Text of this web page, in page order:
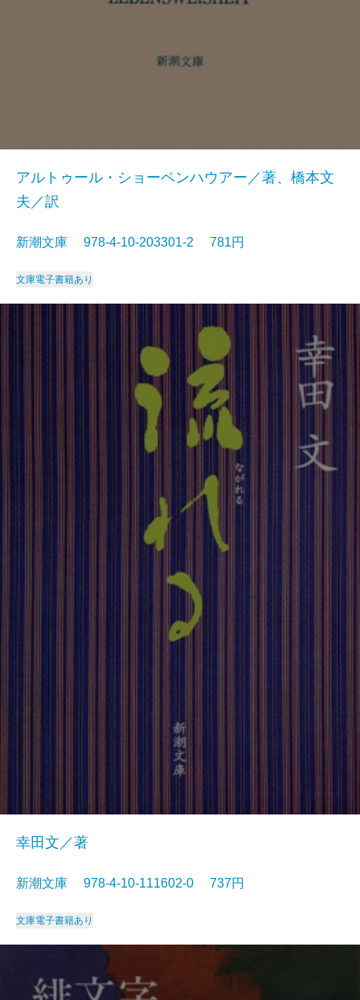
アルトゥール・ショーペンハウアー／著、橋本文
夫／訳
新潮文庫 978-4-10-203301-2 781円
文庫電子書籍あり
幸田文／著
新潮文庫 978-4-10-111602-0 737円
文庫電子書籍あり